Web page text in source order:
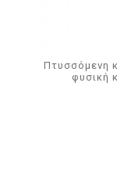
Πτυσσόμενη
φυσική